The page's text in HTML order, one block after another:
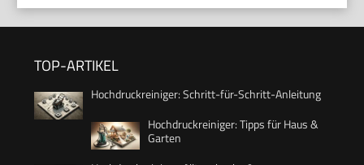
TOP-ARTIKEL
Hochdruckreiniger: Schritt-für-Schritt-Anleitung
Hochdruckreiniger: Tipps für Haus &
Garten